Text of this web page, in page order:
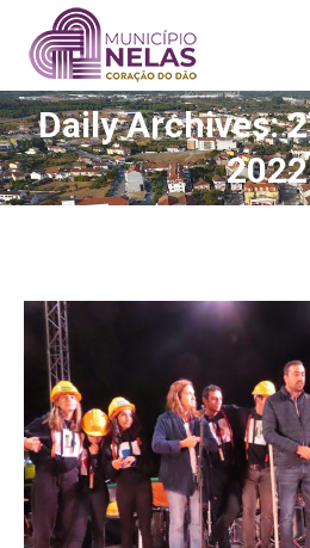
Daily Archives:
2022
You are